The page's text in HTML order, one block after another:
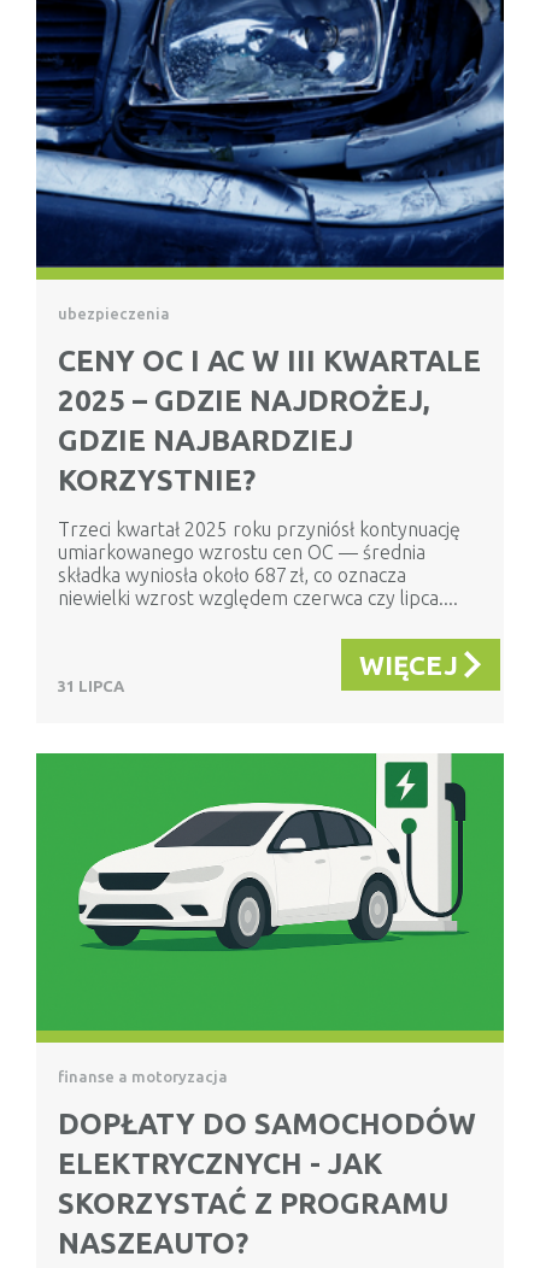
ubezpieczenia
CENY OC I AC W III KWARTALE
2025 – GDZIE NAJDROŻEJ,
GDZIE NAJBARDZIEJ
KORZYSTNIE?
Trzeci kwartał 2025 roku przyniósł kontynuację
umiarkowanego wzrostu cen OC — średnia
składka wyniosła około 687 zł, co oznacza
niewielki wzrost względem czerwca czy lipca....
31 LIPCA
WIĘCEJ
finanse a motoryzacja
DOPŁATY DO SAMOCHODÓW
ELEKTRYCZNYCH - JAK
SKORZYSTAĆ Z PROGRAMU
NASZEAUTO?